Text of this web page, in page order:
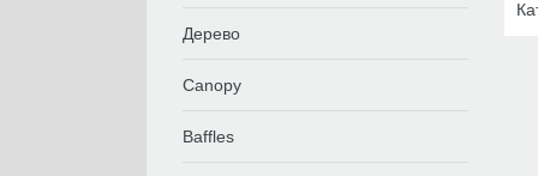
Дерево
Canopy
Baffles